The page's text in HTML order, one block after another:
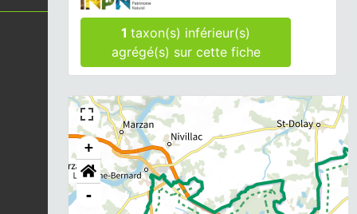
1taxon(s) inférieur(s)
agrégé(s) sur cette fiche
+
-